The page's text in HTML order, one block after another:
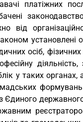
платіжних
установлені
осіб, фізичних
діяльність,
у таких
Єдиного